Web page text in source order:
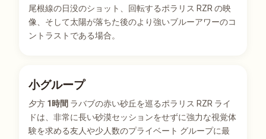
尾根線の日没のショット、回転するポラリス RZR の映
像、そして太陽が落ちた後のより強いブルーアワーのコ
ントラストである場合。
小グループ
夕方 1時間 ラバブの赤い砂丘を巡るポラリス RZR ライ
ドは、非常に長い砂漠セッションをせずに強力な視覚体
験を求める友人や少人数のプライベート グループに最